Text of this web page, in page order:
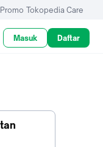
Promo Tokopedia Care
Masuk Daftar